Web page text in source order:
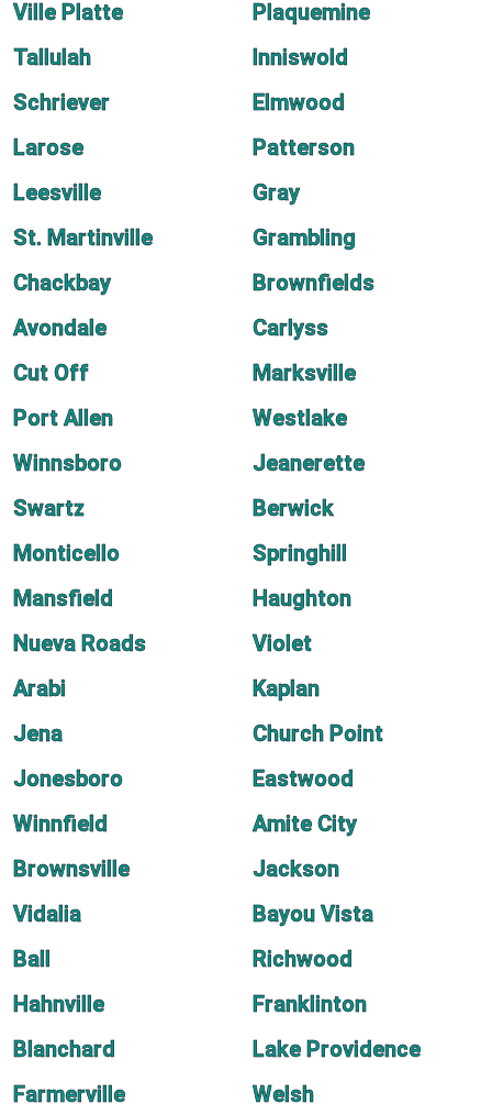
Ville Platte
Plaquemine
Tallulah
Inniswold
Schriever
Elmwood
Larose
Patterson
Leesville
Gray
St. Martinville
Grambling
Chackbay
Brownfields
Avondale
Carlyss
Cut Off
Marksville
Port Allen
Westlake
Winnsboro
Jeanerette
Swartz
Berwick
Monticello
Springhill
Mansfield
Haughton
Nueva Roads
Violet
Arabi
Kaplan
Jena
Church Point
Jonesboro
Eastwood
Winnfield
Amite City
Brownsville
Jackson
Vidalia
Bayou Vista
Ball
Richwood
Hahnville
Franklinton
Blanchard
Lake Providence
Farmerville
Welsh